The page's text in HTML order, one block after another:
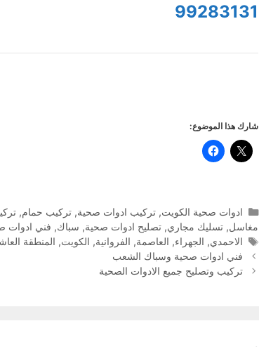
99283131
شارك هذا الموضوع:
التصنيفات
ادوات صحية الكويت, تركيب ادوات صحية, تركيب حمام,
مغاسل, تسليك مجاري, تصليح ادوات صحية, سباك, فني ادوات
الوسوم
الاحمدي, الجهراء, العاصمة, الفروانية, الكويت, المنطقة
فني ادوات صحية وسباك الشعب
تركيب وتصليح جميع الادوات الصحية